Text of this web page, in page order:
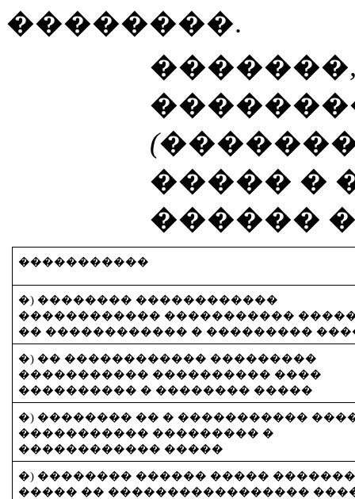
��������.
����� �
������
�����������
�) �������� ������������
������������ �����������
�� ������������ � ���������
�) �� ������������ ���������
����������� ���������� ����
���������� � �������� �����
�) �������� �� � �����������
����������� ��������� �
������������ �����
�) �������� ������ �����
����� �� �����������������